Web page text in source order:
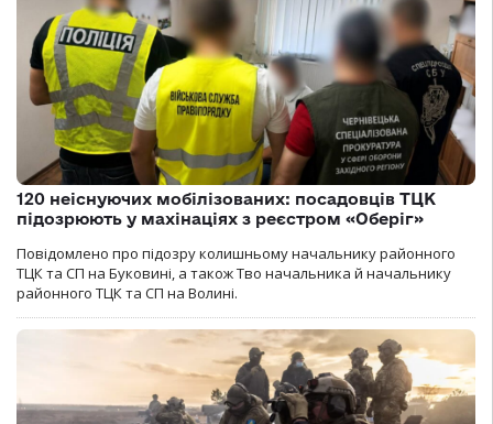
120 неіснуючих мобілізованих: посадовців ТЦК
підозрюють у махінаціях з реєстром «Оберіг»
Повідомлено про підозру колишньому начальнику районного
ТЦК та СП на Буковині, а також Тво начальника й начальнику
районного ТЦК та СП на Волині.